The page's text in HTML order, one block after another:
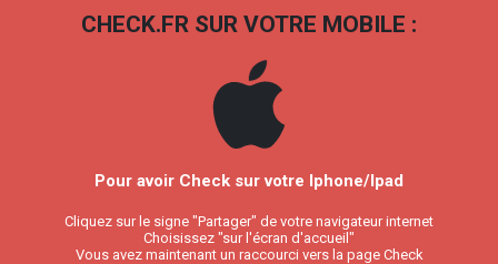
CHECK.FR SUR VOTRE MOBILE :
Pour avoir Check sur votre Iphone/Ipad
Cliquez sur le signe "Partager" de votre navigateur internet
Choisissez "sur l'écran d'accueil"
Vous avez maintenant un raccourci vers la page Check